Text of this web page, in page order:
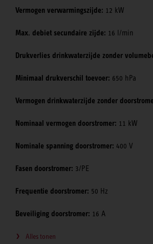
Vermogen verwarmingszijde: 12 kW
Max. debiet secundaire zijde: 16 l/min
Drukverlies drinkwaterzijde zonder
Minimaal drukverschil toevoer: 650 hPa
Vermogen drinkwaterzijde zonder
Nominaal vermogen doorstromer: 11 kW
Nominale spanning doorstromer: 400 V
Fasen doorstromer: 3/PE
Frequentie doorstromer: 50 Hz
Beveiliging doorstromer: 16 A
Alles tonen